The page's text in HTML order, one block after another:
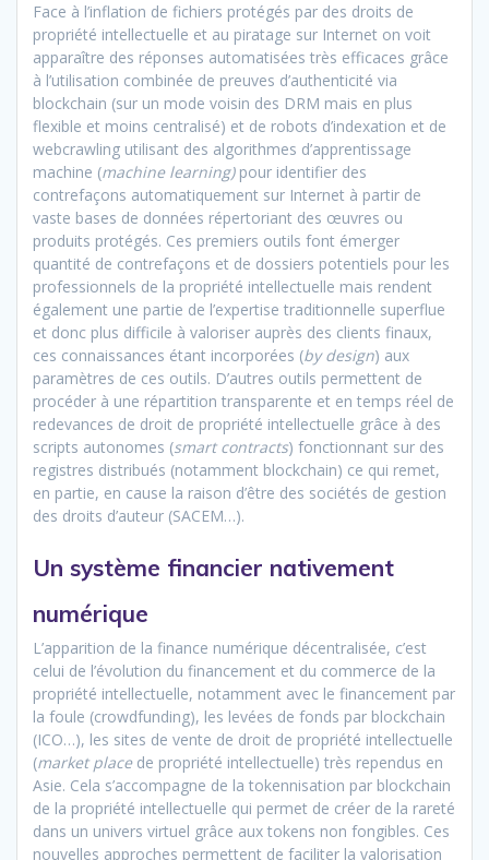
Face à l’inflation de fichiers protégés par des droits de
propriété intellectuelle et au piratage sur Internet on voit
apparaître des réponses automatisées très efficaces grâce
à l’utilisation combinée de preuves d’authenticité via
blockchain (sur un mode voisin des DRM mais en plus
flexible et moins centralisé) et de robots d’indexation et de
webcrawling utilisant des algorithmes d’apprentissage
machine (machine learning) pour identifier des
contrefaçons automatiquement sur Internet à partir de
vaste bases de données répertoriant des œuvres ou
produits protégés. Ces premiers outils font émerger
quantité de contrefaçons et de dossiers potentiels pour les
professionnels de la propriété intellectuelle mais rendent
également une partie de l’expertise traditionnelle superflue
et donc plus difficile à valoriser auprès des clients finaux,
ces connaissances étant incorporées (by design) aux
paramètres de ces outils. D’autres outils permettent de
procéder à une répartition transparente et en temps réel de
redevances de droit de propriété intellectuelle grâce à des
scripts autonomes (smart contracts) fonctionnant sur des
registres distribués (notamment blockchain) ce qui remet,
en partie, en cause la raison d’être des sociétés de gestion
des droits d’auteur (SACEM…).
Un système financier nativement
numérique
L’apparition de la finance numérique décentralisée, c’est
celui de l’évolution du financement et du commerce de la
propriété intellectuelle, notamment avec le financement par
la foule (crowdfunding), les levées de fonds par blockchain
(ICO…), les sites de vente de droit de propriété intellectuelle
(market placede propriété intellectuelle) très rependus en
Asie. Cela s’accompagne de la tokennisation par blockchain
de la propriété intellectuelle qui permet de créer de la rareté
dans un univers virtuel grâce aux tokens non fongibles. Ces
nouvelles approches permettent de faciliter la valorisation